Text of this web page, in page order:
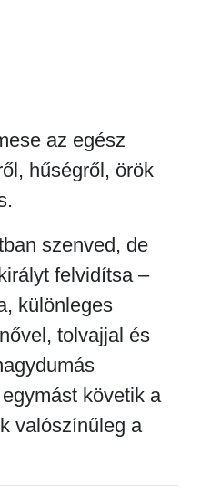
az egész
hűségről, örök
szenved, de
felvidítsa –
különleges
tolvajjal és
követik a
valószínűleg a